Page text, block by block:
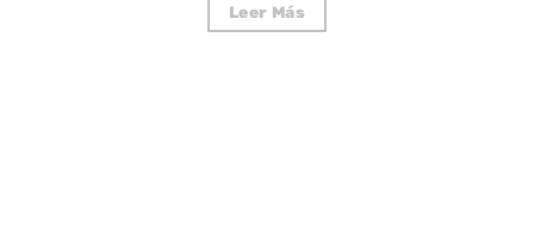
Leer Más